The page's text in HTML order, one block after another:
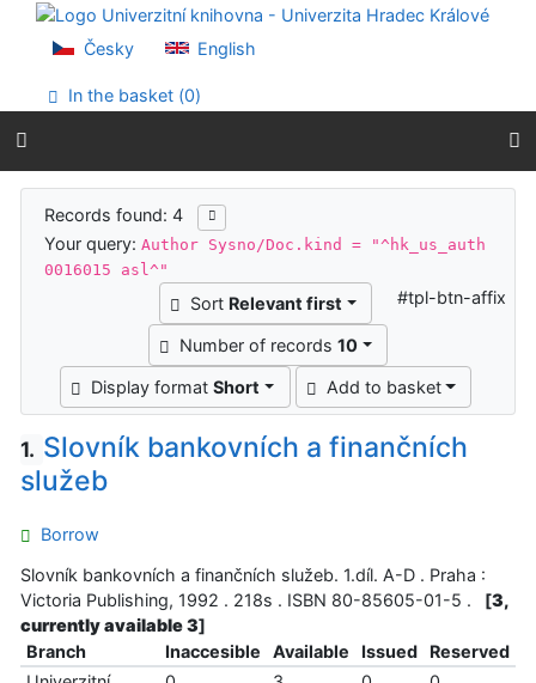
Go to content
Go to menu
Accessibility declaration
Česky English
In the basket (0)
Search results
Records found: 4
Your query:Author Sysno/Doc.kind = "^hk_us_auth
0016015 asl^"
Sort Relevant first
Number of records 10
Display formatShort Add to basket
#tpl-btn-affix
1. Slovník bankovních a finančních
služeb
Borrow
Slovník bankovních a finančních služeb. 1.díl. A-D . Praha :
Victoria Publishing, 1992 . 218s . ISBN 80-85605-01-5 .
[3,
currently available 3]
Branch
Inaccesible Available Issued
Reserved